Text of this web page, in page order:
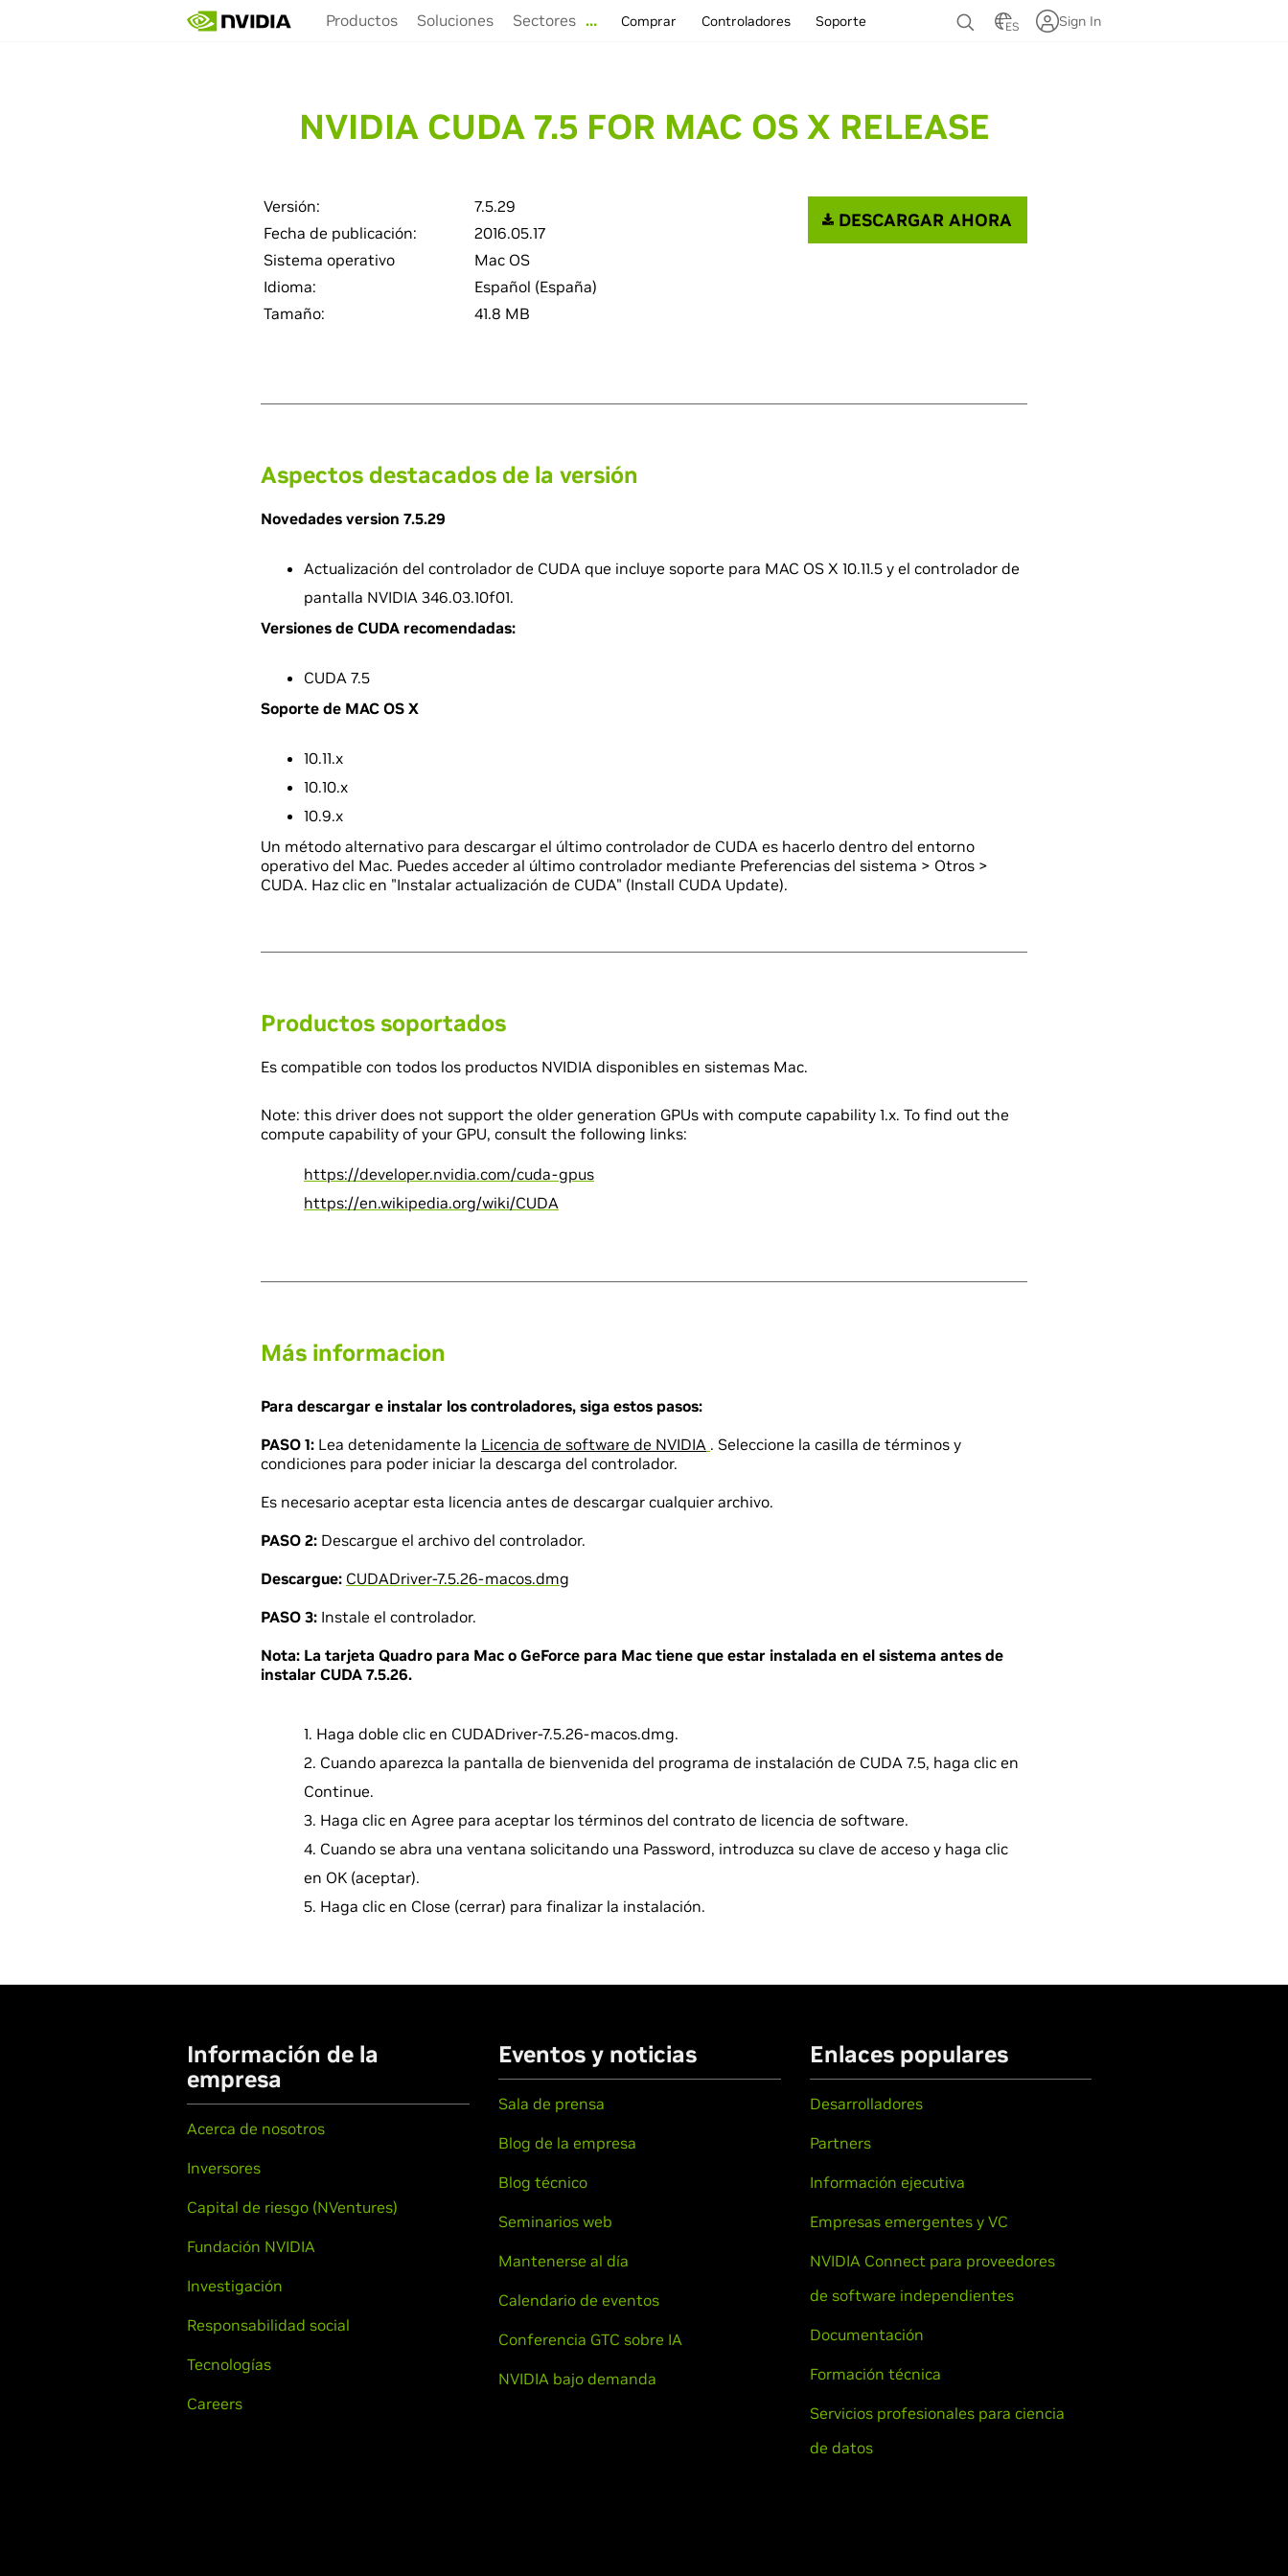
Productos Soluciones Sectores … Comprar Controladores Soporte ES Sign In
NVIDIA CUDA 7.5 FOR MAC OS X RELEASE
Versión:
7.5.29
Fecha de publicación:
2016.05.17
Sistema operativo
Mac OS
Idioma:
Español (España)
Tamaño:
41.8 MB
DESCARGAR AHORA
Aspectos destacados de la versión
Novedades version 7.5.29
Actualización del controlador de CUDA que incluye soporte para MAC OS X 10.11.5 y el controlador de
pantalla NVIDIA 346.03.10f01.
Versiones de CUDA recomendadas:
CUDA 7.5
Soporte de MAC OS X
10.11.x
10.10.x
10.9.x
Un método alternativo para descargar el último controlador de CUDA es hacerlo dentro del entorno
operativo del Mac. Puedes acceder al último controlador mediante Preferencias del sistema > Otros >
CUDA. Haz clic en "Instalar actualización de CUDA" (Install CUDA Update).
Productos soportados
Es compatible con todos los productos NVIDIA disponibles en sistemas Mac.
Note: this driver does not support the older generation GPUs with compute capability 1.x. To find out the
compute capability of your GPU, consult the following links:
https://developer.nvidia.com/cuda-gpus
https://en.wikipedia.org/wiki/CUDA
Más informacion
Para descargar e instalar los controladores, siga estos pasos:
PASO 1: Lea detenidamente la Licencia de software de NVIDIA . Seleccione la casilla de términos y
condiciones para poder iniciar la descarga del controlador.
Es necesario aceptar esta licencia antes de descargar cualquier archivo.
PASO 2: Descargue el archivo del controlador.
Descargue: CUDADriver-7.5.26-macos.dmg
PASO 3: Instale el controlador.
Nota: La tarjeta Quadro para Mac o GeForce para Mac tiene que estar instalada en el sistema antes de
instalar CUDA 7.5.26.
Haga doble clic en CUDADriver-7.5.26-macos.dmg.
Cuando aparezca la pantalla de bienvenida del programa de instalación de CUDA 7.5, haga clic en
Continue.
Haga clic en Agree para aceptar los términos del contrato de licencia de software.
Cuando se abra una ventana solicitando una Password, introduzca su clave de acceso y haga clic
en OK (aceptar).
Haga clic en Close (cerrar) para finalizar la instalación.
Información de la
empresa
Acerca de nosotros
Inversores
Capital de riesgo (NVentures)
Fundación NVIDIA
Investigación
Responsabilidad social
Tecnologías
Careers
Eventos y noticias
Sala de prensa
Blog de la empresa
Blog técnico
Seminarios web
Mantenerse al día
Calendario de eventos
Conferencia GTC sobre IA
NVIDIA bajo demanda
Enlaces populares
Desarrolladores
Partners
Información ejecutiva
Empresas emergentes y VC
NVIDIA Connect para proveedores
de software independientes
Documentación
Formación técnica
Servicios profesionales para ciencia
de datos